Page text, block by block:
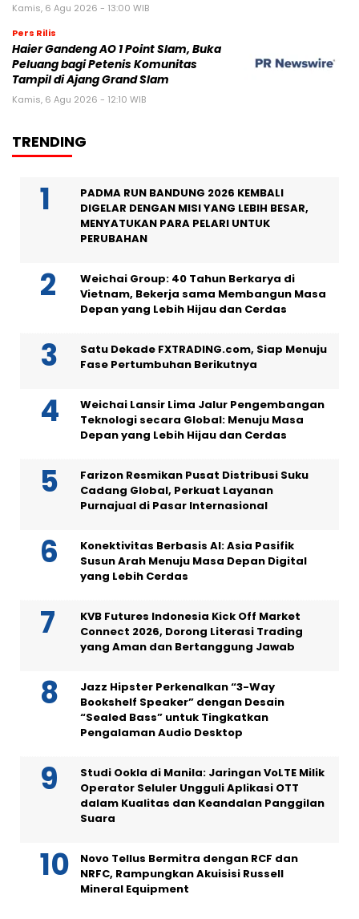
Kamis, 6 Agu 2026 - 13:00 WIB
Pers Rilis
Haier Gandeng AO 1 Point Slam, Buka
Peluang bagi Petenis Komunitas
Tampil di Ajang Grand Slam
Kamis, 6 Agu 2026 - 12:10 WIB
TRENDING
PADMA RUN BANDUNG 2026 KEMBALI
DIGELAR DENGAN MISI YANG LEBIH BESAR,
MENYATUKAN PARA PELARI UNTUK
PERUBAHAN
Weichai Group: 40 Tahun Berkarya di
Vietnam, Bekerja sama Membangun Masa
Depan yang Lebih Hijau dan Cerdas
Satu Dekade FXTRADING.com, Siap Menuju
Fase Pertumbuhan Berikutnya
Weichai Lansir Lima Jalur Pengembangan
Teknologi secara Global: Menuju Masa
Depan yang Lebih Hijau dan Cerdas
Farizon Resmikan Pusat Distribusi Suku
Cadang Global, Perkuat Layanan
Purnajual di Pasar Internasional
Konektivitas Berbasis AI: Asia Pasifik
Susun Arah Menuju Masa Depan Digital
yang Lebih Cerdas
KVB Futures Indonesia Kick Off Market
Connect 2026, Dorong Literasi Trading
yang Aman dan Bertanggung Jawab
Jazz Hipster Perkenalkan “3-Way
Bookshelf Speaker” dengan Desain
“Sealed Bass” untuk Tingkatkan
Pengalaman Audio Desktop
Studi Ookla di Manila: Jaringan VoLTE Milik
Operator Seluler Ungguli Aplikasi OTT
dalam Kualitas dan Keandalan Panggilan
Suara
Novo Tellus Bermitra dengan RCF dan
NRFC, Rampungkan Akuisisi Russell
Mineral Equipment